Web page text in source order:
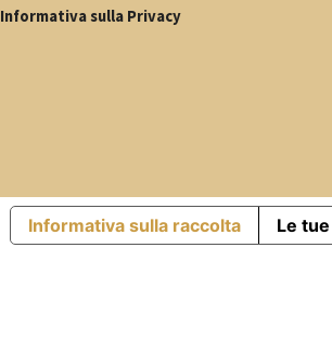
Informativa sulla Privacy
Informativa sulla raccolta Le